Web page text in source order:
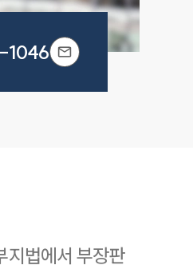
1046
지법에서 부장판